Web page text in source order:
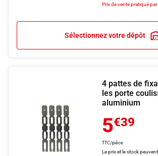
Prix de vente pratiqué
Sélectionnez votre dépôt
4 pattes de
les porte
aluminium
5€39
TTC/pièce
Le prix et le stock